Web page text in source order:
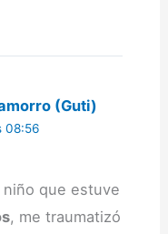
(Guti)
08:56
que estuve
, me traumatizó